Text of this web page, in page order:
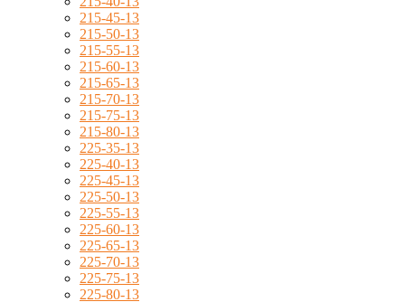
215-45-13
215-50-13
215-55-13
215-60-13
215-65-13
215-70-13
215-75-13
215-80-13
225-35-13
225-40-13
225-45-13
225-50-13
225-55-13
225-60-13
225-65-13
225-70-13
225-75-13
225-80-13